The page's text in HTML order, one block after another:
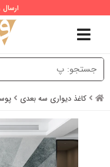
کاغذ دیواری سه بعدی